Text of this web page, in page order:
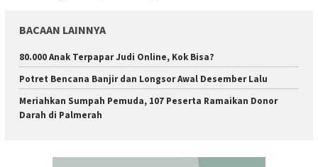
BACAAN LAINNYA
80.000 Anak Terpapar Judi Online, Kok Bisa?
Potret Bencana Banjir dan Longsor Awal Desember Lalu
Meriahkan Sumpah Pemuda, 107 Peserta Ramaikan Donor
Darah di Palmerah